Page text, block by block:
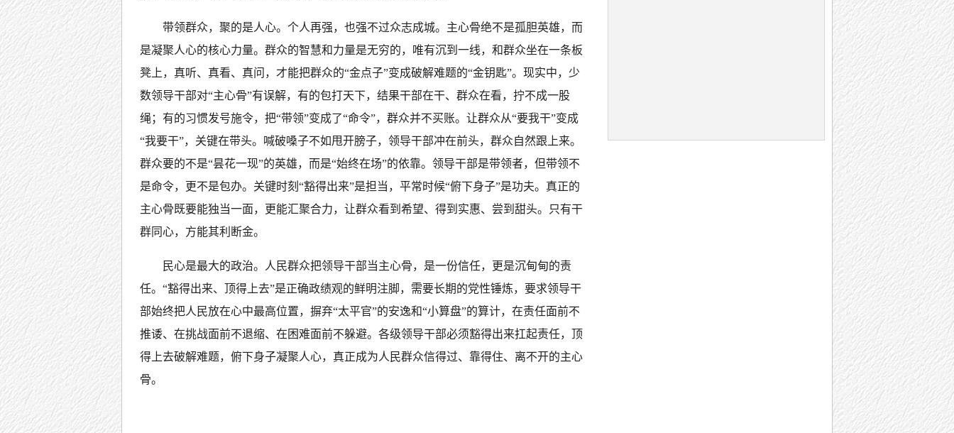
带领群众，聚的是人心。个人再强，也强不过众志成城。主心骨绝不是孤胆英雄，而
是凝聚人心的核心力量。群众的智慧和力量是无穷的，唯有沉到一线，和群众坐在一条板
凳上，真听、真看、真问，才能把群众的“金点子”变成破解难题的“金钥匙”。现实中，少
数领导干部对“主心骨”有误解，有的包打天下，结果干部在干、群众在看，拧不成一股
绳；有的习惯发号施令，把“带领”变成了“命令”，群众并不买账。让群众从“要我干”变成
“我要干”，关键在带头。喊破嗓子不如甩开膀子，领导干部冲在前头，群众自然跟上来。
群众要的不是“昙花一现”的英雄，而是“始终在场”的依靠。领导干部是带领者，但带领不
是命令，更不是包办。关键时刻“豁得出来”是担当，平常时候“俯下身子”是功夫。真正的
主心骨既要能独当一面，更能汇聚合力，让群众看到希望、得到实惠、尝到甜头。只有干
群同心，方能其利断金。
民心是最大的政治。人民群众把领导干部当主心骨，是一份信任，更是沉甸甸的责
任。“豁得出来、顶得上去”是正确政绩观的鲜明注脚，需要长期的党性锤炼，要求领导干
部始终把人民放在心中最高位置，摒弃“太平官”的安逸和“小算盘”的算计，在责任面前不
推诿、在挑战面前不退缩、在困难面前不躲避。各级领导干部必须豁得出来扛起责任，顶
得上去破解难题，俯下身子凝聚人心，真正成为人民群众信得过、靠得住、离不开的主心
骨。